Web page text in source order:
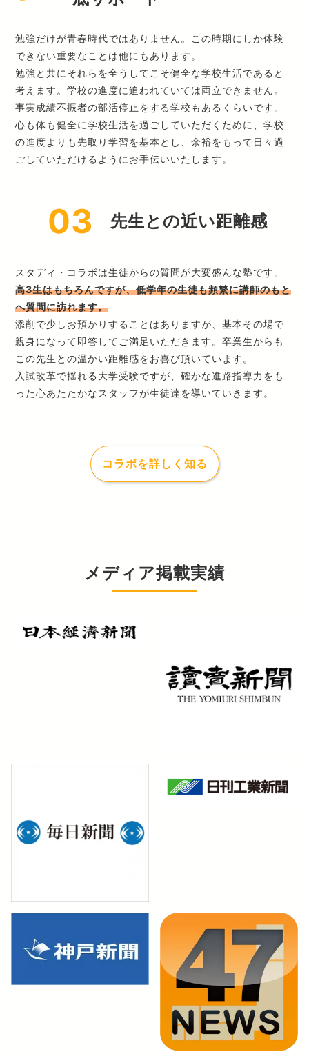
勉強だけが青春時代ではありません。この時期にしか体験
できない重要なことは他にもあります。
勉強と共にそれらを全うしてこそ健全な学校生活であると
考えます。学校の進度に追われていては両立できません。
事実成績不振者の部活停止をする学校もあるくらいです。
心も体も健全に学校生活を過ごしていただくために、学校
の進度よりも先取り学習を基本とし、余裕をもって日々過
ごしていただけるようにお手伝いいたします。
03 先生との近い距離感
スタディ・コラボは生徒からの質問が大変盛んな塾です。
高3生はもちろんですが、低学年の生徒も頻繁に講師のもと
へ質問に訪れます。
添削で少しお預かりすることはありますが、基本その場で
親身になって即答してご満足いただきます。卒業生からも
この先生との温かい距離感をお喜び頂いています。
入試改革で揺れる大学受験ですが、確かな進路指導力をも
った心あたたかなスタッフが生徒達を導いていきます。
コラボを詳しく知る
メディア掲載実績